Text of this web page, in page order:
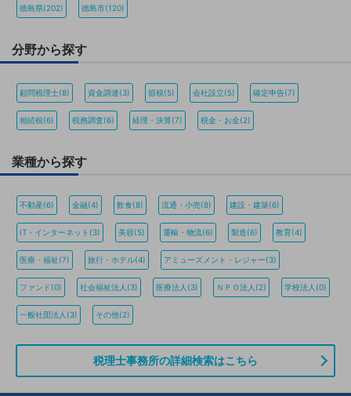
徳島県(202) 徳島市(120)
分野から探す
顧問税理士(8) 資金調達(3) 節税(5) 会社設立(5) 確定申告(7)
相続税(6) 税務調査(6) 経理・決算(7) 税金・お金(2)
業種から探す
不動産(6) 金融(4) 飲食(8) 流通・小売(8) 建設・建築(6)
IT・インターネット(3) 美容(5) 運輸・物流(6) 製造(6) 教育(4)
医療・福祉(7) 旅行・ホテル(4) アミューズメント・レジャー(3)
ファンド(0) 社会福祉法人(3) 医療法人(3) ＮＰＯ法人(2) 学校法人(0)
一般社団法人(3) その他(2)
税理士事務所の詳細検索はこちら